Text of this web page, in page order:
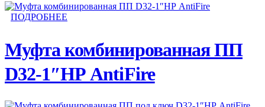
ПОДРОБНЕЕ
Муфта комбинированная ПП
D32-1″НР AntiFire